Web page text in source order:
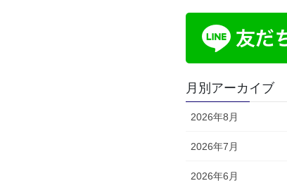
月別アーカイブ
2026年8月
2026年7月
2026年6月